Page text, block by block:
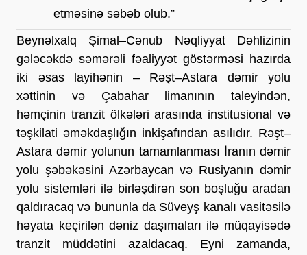
etməsinə səbəb olub.”
Beynəlxalq Şimal–Cənub Nəqliyyat Dəhlizinin
gələcəkdə səmərəli fəaliyyət göstərməsi hazırda
iki əsas layihənin – Rəşt–Astara dəmir yolu
xəttinin və Çabahar limanının taleyindən,
həmçinin tranzit ölkələri arasında institusional və
təşkilati əməkdaşlığın inkişafından asılıdır. Rəşt–
Astara dəmir yolunun tamamlanması İranın dəmir
yolu şəbəkəsini Azərbaycan və Rusiyanın dəmir
yolu sistemləri ilə birləşdirən son boşluğu aradan
qaldıracaq və bununla da Süveyş kanalı vasitəsilə
həyata keçirilən dəniz daşımaları ilə müqayisədə
tranzit müddətini azaldacaq. Eyni zamanda,